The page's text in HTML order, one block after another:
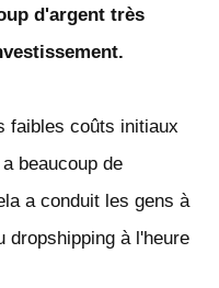
d'argent très
faibles coûts initiaux
beaucoup de
a conduit les gens à
dropshipping à l'heure